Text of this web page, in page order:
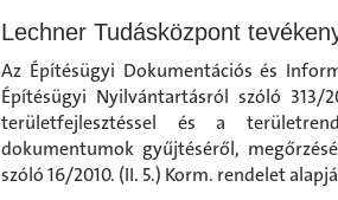
Lechner Tudásközpont
Az Építésügyi Dokumentációs és
Építésügyi Nyilvántartásról szóló
területfejlesztéssel és a
dokumentumok gyűjtéséről,
szóló 16/2010. (II. 5.) Korm. rendelet